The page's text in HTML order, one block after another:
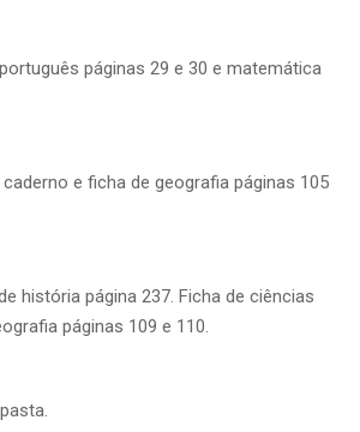
páginas 29 e 30 e matemática
e ficha de geografia páginas 105
história página 237. Ficha de ciências
páginas 109 e 110.